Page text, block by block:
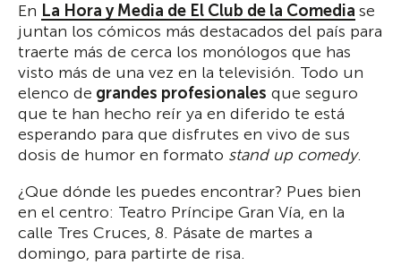
En La Hora y Media de El Club de la Comedia se
juntan los cómicos más destacados del país para
traerte más de cerca los monólogos que has
visto más de una vez en la televisión. Todo un
elenco de grandes profesionales que seguro
que te han hecho reír ya en diferido te está
esperando para que disfrutes en vivo de sus
dosis de humor en formato stand up comedy.
¿Que dónde les puedes encontrar? Pues bien
en el centro: Teatro Príncipe Gran Vía, en la
calle Tres Cruces, 8. Pásate de martes a
domingo, para partirte de risa.